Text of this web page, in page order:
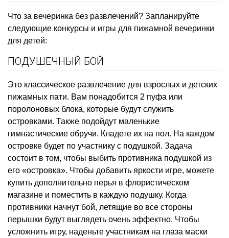
Что за вечеринка без развлечений? Запланируйте
следующие конкурсы и игры для пижамной вечеринки
для детей:
ПОДУШЕЧНЫЙ БОЙ
Это классическое развлечение для взрослых и детских
пижамных пати. Вам понадобится 2 пуфа или
поролоновых блока, которые будут служить
островками. Также подойдут маленькие
гимнастические обручи. Кладете их на пол. На каждом
островке будет по участнику с подушкой. Задача
состоит в том, чтобы выбить противника подушкой из
его «островка». Чтобы добавить яркости игре, можете
купить дополнительно перья в флористическом
магазине и поместить в каждую подушку. Когда
противники начнут бой, летящие во все стороны
перышки будут выглядеть очень эффектно. Чтобы
усложнить игру, наденьте участникам на глаза маски